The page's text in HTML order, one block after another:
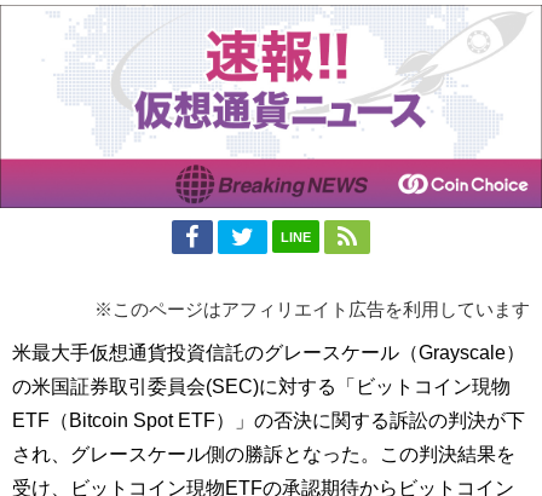
LINE
※このページはアフィリエイト広告を利用しています
米最大手仮想通貨投資信託のグレースケール（Grayscale）
の米国証券取引委員会(SEC)に対する「ビットコイン現物
ETF（Bitcoin Spot ETF）」の否決に関する訴訟の判決が下
され、グレースケール側の勝訴となった。この判決結果を
受け、ビットコイン現物ETFの承認期待からビットコイン